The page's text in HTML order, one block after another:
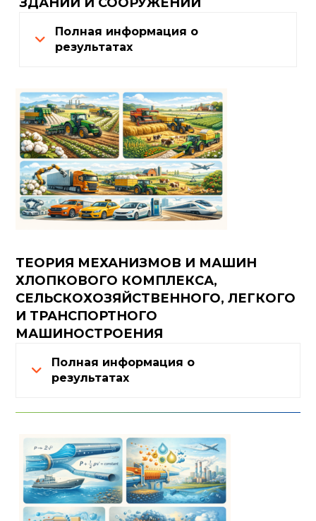
Полная информация о
результатах
ТЕОРИЯ МЕХАНИЗМОВ И МАШИН
ХЛОПКОВОГО КОМПЛЕКСА,
СЕЛЬСКОХОЗЯЙСТВЕННОГО, ЛЕГКОГО
И ТРАНСПОРТНОГО
МАШИНОСТРОЕНИЯ
Полная информация о
результатах